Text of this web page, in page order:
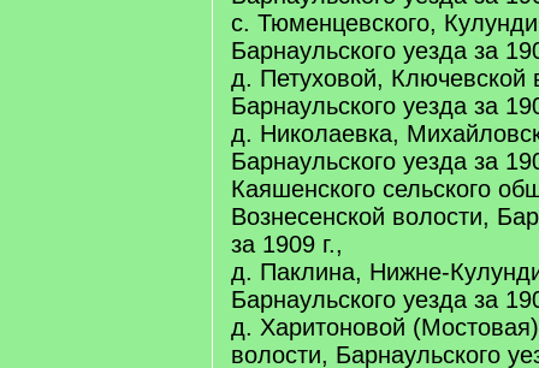
с. Тюменцевского,
Барнаульского уезда за
д. Петуховой, Ключевской
Барнаульского уезда за
д. Николаевка,
Барнаульского уезда за
Каяшенского сельского
Вознесенской волости,
за 1909 г.,
д. Паклина, Нижне-
Барнаульского уезда за
д. Харитоновой
волости, Барнаульского